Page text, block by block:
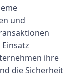
und
ihre
die Sicherheit